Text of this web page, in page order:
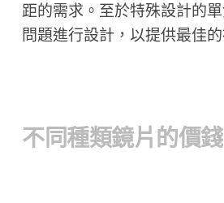
距的需求。至於特殊設計的
問題進行設計，以提供最佳
不同種類鏡片的價